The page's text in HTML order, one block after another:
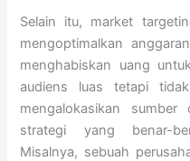
Selain itu, market
mengoptimalkan
menghabiskan uang
audiens luas tetapi
mengalokasikan
strategi yang benar-
Misalnya, sebuah